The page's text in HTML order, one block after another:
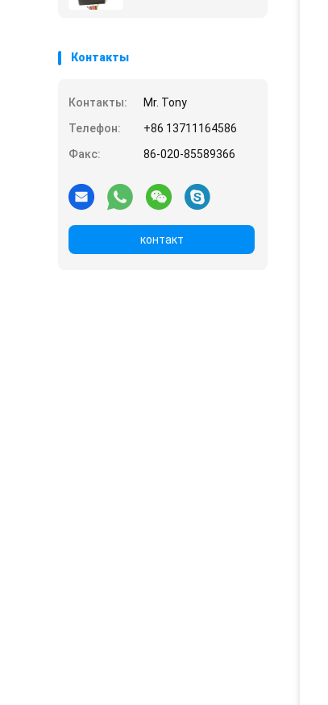
Контакты
Контакты:
Mr. Tony
Телефон:
+86 13711164586
Факс:
86-020-85589366
контакт